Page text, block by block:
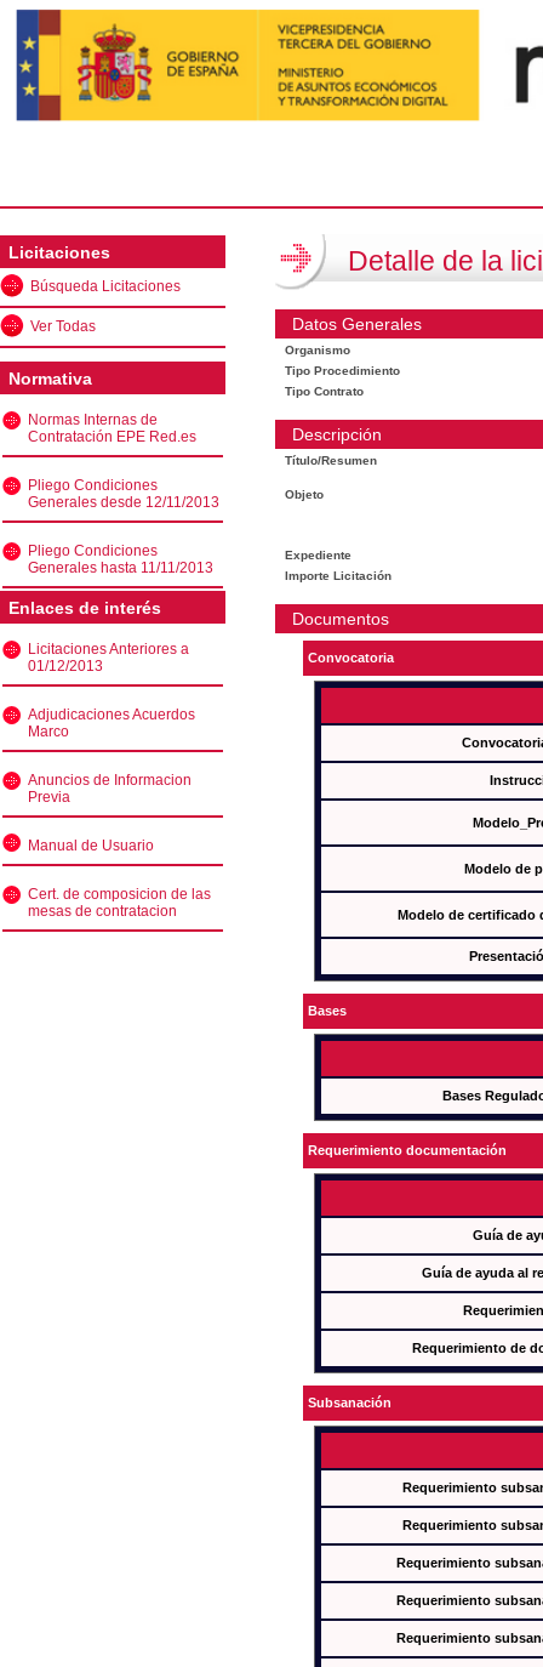
Licitaciones
Búsqueda Licitaciones
Ver Todas
Normativa
Normas Internas de
Contratación EPE Red.es
Pliego Condiciones
Generales desde 12/11/2013
Pliego Condiciones
Generales hasta 11/11/2013
Enlaces de interés
Licitaciones Anteriores a
01/12/2013
Adjudicaciones Acuerdos
Marco
Anuncios de Informacion
Previa
Manual de Usuario
Cert. de composicion de las
mesas de contratacion
Detalle de la
Datos Generales
Organismo
Tipo Procedimiento
Tipo Contrato
Descripción
Título/Resumen
Objeto
Expediente
Importe Licitación
Documentos
Convocatoria
Modelo de
Modelo de certificado
Bases
Bases
Requerimiento documentación
Guía de
Guía de ayuda al
Requerimiento de
Subsanación
Requerimiento
Requerimiento
Requerimiento
Requerimiento
Requerimiento